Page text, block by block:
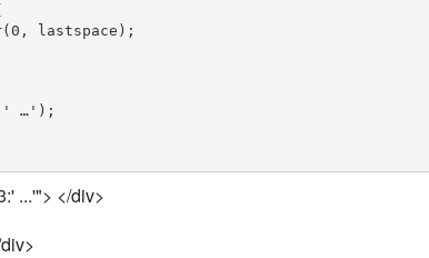
lastspace);
' …');
...'"> </div>